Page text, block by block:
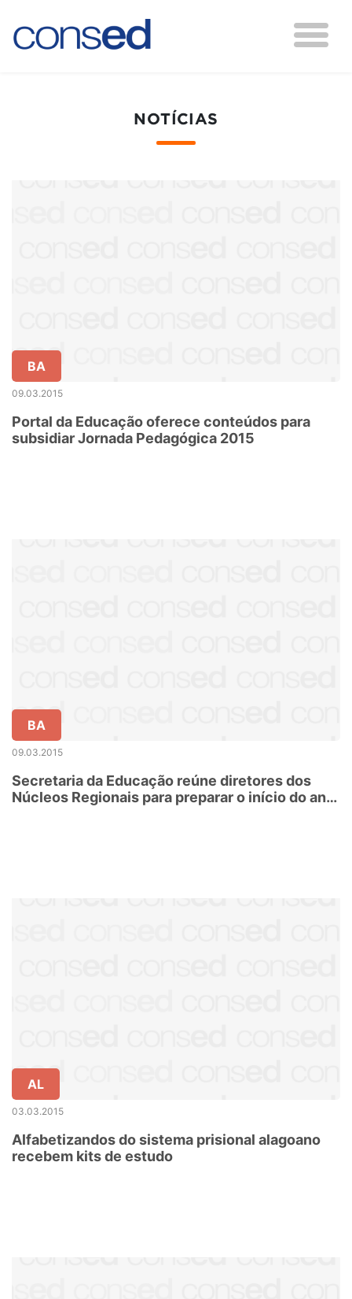
NOTÍCIAS
BA
09.03.2015
Portal da Educação oferece conteúdos para
subsidiar Jornada Pedagógica 2015
BA
09.03.2015
Secretaria da Educação reúne diretores dos
Núcleos Regionais para preparar o início do ano
AL
03.03.2015
Alfabetizandos do sistema prisional alagoano
recebem kits de estudo